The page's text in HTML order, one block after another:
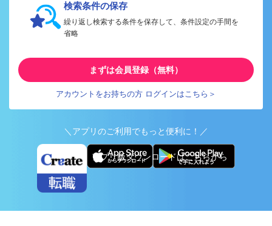
検索条件の保存
繰り返し検索する条件を保存して、条件設定の手間を
省略
まずは会員登録（無料）
アカウントをお持ちの方 ログインはこちら＞
＼アプリのご利用でもっと便利に！／
アプリ版ダウンロードはこちらから